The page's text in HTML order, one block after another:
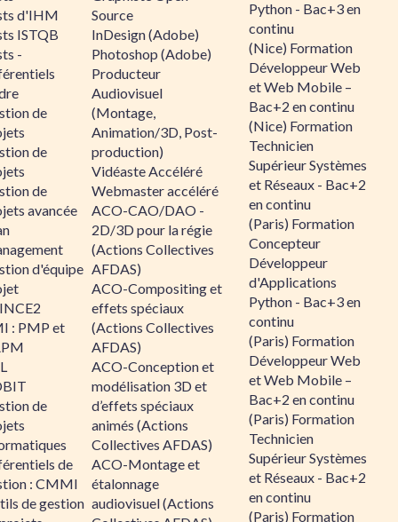
d'IHM
ISTQB
-
de
de
de
avancée
d'équipe
: PMP et
de
de
: CMMI
de gestion
Source
InDesign (Adobe)
Photoshop (Adobe)
Producteur
Audiovisuel
(Montage,
Animation/3D, Post-
production)
Vidéaste Accéléré
Webmaster accéléré
ACO-CAO/DAO -
2D/3D pour la régie
(Actions Collectives
AFDAS)
ACO-Compositing et
effets spéciaux
(Actions Collectives
AFDAS)
ACO-Conception et
modélisation 3D et
d’effets spéciaux
animés (Actions
Collectives AFDAS)
ACO-Montage et
étalonnage
audiovisuel (Actions
Python - Bac+3 en
continu
(Nice) Formation
Développeur Web
et Web Mobile –
Bac+2 en continu
(Nice) Formation
Technicien
Supérieur Systèmes
et Réseaux - Bac+2
en continu
(Paris) Formation
Concepteur
Développeur
d'Applications
Python - Bac+3 en
continu
(Paris) Formation
Développeur Web
et Web Mobile –
Bac+2 en continu
(Paris) Formation
Technicien
Supérieur Systèmes
et Réseaux - Bac+2
en continu
(Paris) Formation